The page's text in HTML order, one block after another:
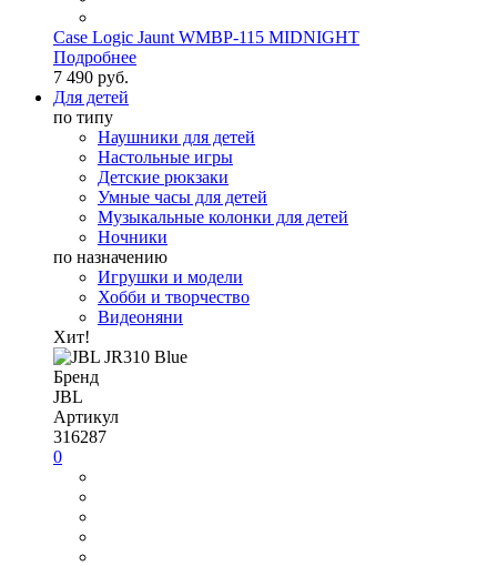
Case Logic Jaunt WMBP-115 MIDNIGHT
Подробнее
7 490 руб.
Для детей
по типу
Наушники для детей
Настольные игры
Детские рюкзаки
Умные часы для детей
Музыкальные колонки для детей
Ночники
по назначению
Игрушки и модели
Хобби и творчество
Видеоняни
Хит!
Бренд
JBL
Артикул
316287
0